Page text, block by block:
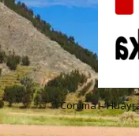
Conima –